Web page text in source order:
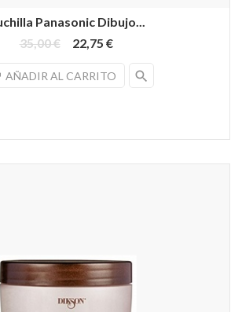
Panasonic Dibujo...
35,00 €
22,75 €
AÑADIR AL CARRITO search